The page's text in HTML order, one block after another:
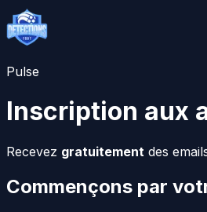
Pulse
Inscription aux
Recevez gratuitement des
Commençons par